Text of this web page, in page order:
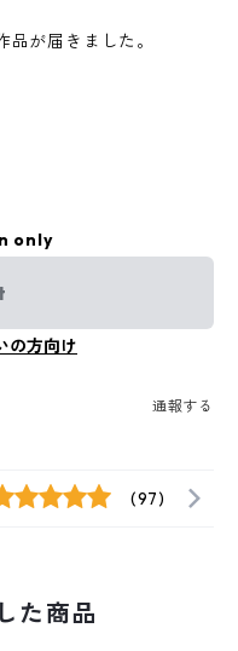
が届きました。
only
の方向け
通報する
(97)
た商品